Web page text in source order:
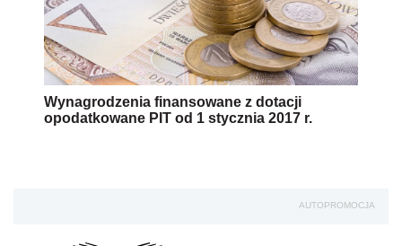
Wynagrodzenia finansowane z dotacji
opodatkowane PIT od 1 stycznia 2017 r.
AUTOPROMOCJA